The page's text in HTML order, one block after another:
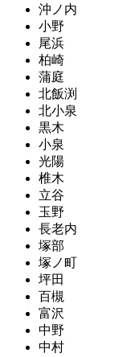
沖ノ内
小野
尾浜
柏崎
蒲庭
北飯渕
北小泉
黒木
小泉
光陽
椎木
立谷
玉野
長老内
塚部
塚ノ町
坪田
百槻
富沢
中野
中村